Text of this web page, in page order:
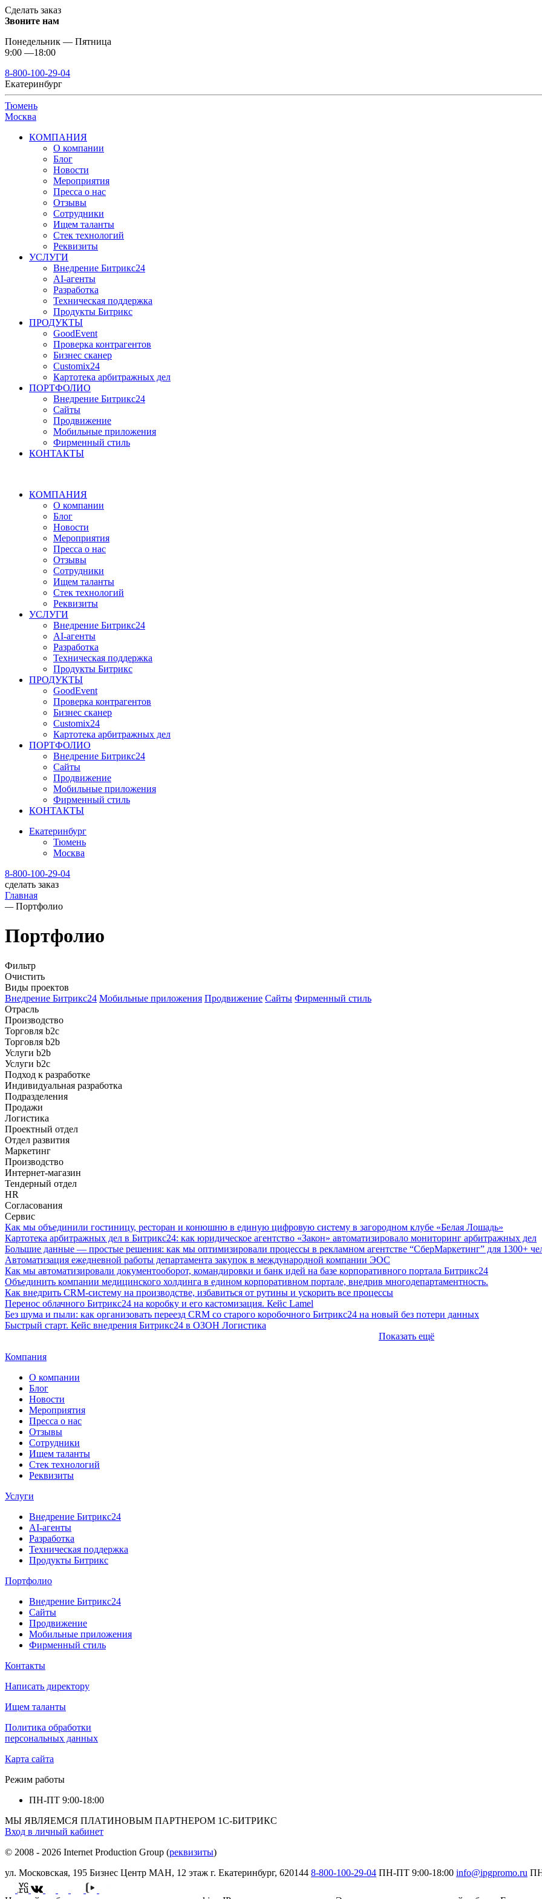
Сделать заказ
Звоните нам
Понедельник — Пятница
9:00 —18:00
8-800-100-29-04
Екатеринбург
Тюмень
Москва
КОМПАНИЯ
О компании
Блог
Новости
Мероприятия
Пресса о нас
Отзывы
Сотрудники
Ищем таланты
Стек технологий
Реквизиты
УСЛУГИ
Внедрение Битрикс24
AI-агенты
Разработка
Техническая поддержка
Продукты Битрикс
ПРОДУКТЫ
GoodEvent
Проверка контрагентов
Бизнес сканер
Customix24
Картотека арбитражных дел
ПОРТФОЛИО
Внедрение Битрикс24
Сайты
Продвижение
Мобильные приложения
Фирменный стиль
КОНТАКТЫ
КОМПАНИЯ
О компании
Блог
Новости
Мероприятия
Пресса о нас
Отзывы
Сотрудники
Ищем таланты
Стек технологий
Реквизиты
УСЛУГИ
Внедрение Битрикс24
AI-агенты
Разработка
Техническая поддержка
Продукты Битрикс
ПРОДУКТЫ
GoodEvent
Проверка контрагентов
Бизнес сканер
Customix24
Картотека арбитражных дел
ПОРТФОЛИО
Внедрение Битрикс24
Сайты
Продвижение
Мобильные приложения
Фирменный стиль
КОНТАКТЫ
Екатеринбург
Тюмень
Москва
8-800-100-29-04
сделать заказ
Главная
— Портфолио
Портфолио
Фильтр
Очистить
Виды проектов
Внедрение Битрикс24 Мобильные приложения Продвижение Сайты Фирменный стиль
Отрасль
Производство
Торговля b2c
Торговля b2b
Услуги b2b
Услуги b2c
Подход к разработке
Индивидуальная разработка
Подразделения
Продажи
Логистика
Проектный отдел
Отдел развития
Маркетинг
Производство
Интернет-магазин
Тендерный отдел
HR
Согласования
Сервис
Как мы объединили гостиницу, ресторан и конюшню в единую цифровую систему в загородном клубе «Белая Лошадь»
Картотека арбитражных дел в Битрикс24: как юридическое агентство «Закон» автоматизировало мониторинг арбитражных дел
Большие данные — простые решения: как мы оптимизировали процессы в рекламном агентстве “СберМаркетинг” для 1300+
Автоматизация ежедневной работы департамента закупок в международной компании ЭОС
Как мы автоматизировали документооборот, командировки и банк идей на базе корпоративного портала Битрикс24
Объединить компании медицинского холдинга в едином корпоративном портале, внедрив многодепартаментность.
Как внедрить CRM-систему на производстве, избавиться от рутины и ускорить все процессы
Перенос облачного Битрикс24 на коробку и его кастомизация. Кейс Lamel
Без шума и пыли: как организовать переезд CRM со старого коробочного Битрикс24 на новый без потери данных
Быстрый старт. Кейс внедрения Битрикс24 в ОЗОН Логистика
Показать ещё
Компания
О компании
Блог
Новости
Мероприятия
Пресса о нас
Отзывы
Сотрудники
Ищем таланты
Стек технологий
Реквизиты
Услуги
Внедрение Битрикс24
AI-агенты
Разработка
Техническая поддержка
Продукты Битрикс
Портфолио
Внедрение Битрикс24
Сайты
Продвижение
Мобильные приложения
Фирменный стиль
Контакты
Написать директору
Ищем таланты
Политика обработки
персональных данных
Карта сайта
Режим работы
ПН-ПТ 9:00-18:00
МЫ ЯВЛЯЕМСЯ ПЛАТИНОВЫМ ПАРТНЕРОМ 1С-БИТРИКС
Вход в личный кабинет
© 2008 - 2026 Internet Production Group (реквизиты)
ул. Московская, 195 Бизнеc Центр МАН, 12 этаж г. Екатеринбург, 620144 8-800-100-29-04 ПН-ПТ 9:00-18:00 info@ipgpromo.ru